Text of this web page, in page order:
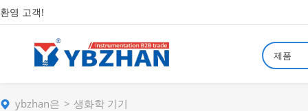
환영 고객!
제품
ybzhan은 생화학 기기